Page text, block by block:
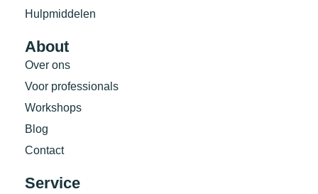
Hulpmiddelen
About
Over ons
Voor professionals
Workshops
Blog
Contact
Service